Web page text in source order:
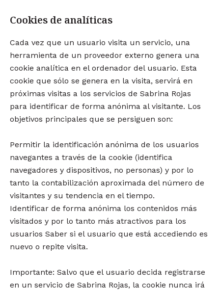
Cookies de analíticas
Cada vez que un usuario visita un servicio, una
herramienta de un proveedor externo genera una
cookie analítica en el ordenador del usuario. Esta
cookie que sólo se genera en la visita, servirá en
próximas visitas a los servicios de Sabrina Rojas
para identificar de forma anónima al visitante. Los
objetivos principales que se persiguen son:
Permitir la identificación anónima de los usuarios
navegantes a través de la cookie (identifica
navegadores y dispositivos, no personas) y por lo
tanto la contabilización aproximada del número de
visitantes y su tendencia en el tiempo.
Identificar de forma anónima los contenidos más
visitados y por lo tanto más atractivos para los
usuarios Saber si el usuario que está accediendo es
nuevo o repite visita.
Importante: Salvo que el usuario decida registrarse
en un servicio de Sabrina Rojas, la cookie nunca irá